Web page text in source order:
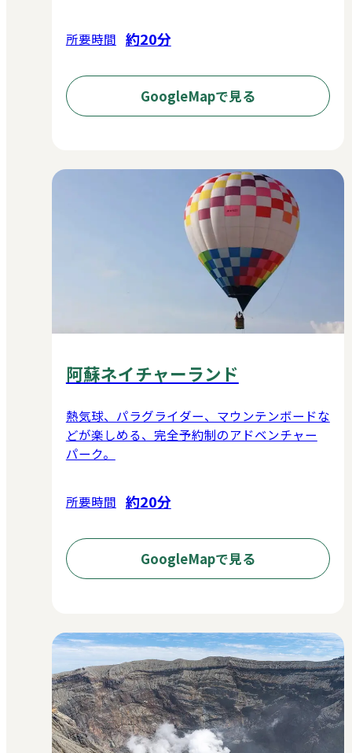
所要時間 約20分
GoogleMapで見る
阿蘇ネイチャーランド
熱気球、パラグライダー、マウンテンボードな
どが楽しめる、完全予約制のアドベンチャー
パーク。
所要時間 約20分
GoogleMapで見る